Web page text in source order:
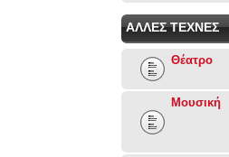
ΑΛΛΕΣ ΤΕΧΝΕΣ
Θέατρο
Μουσική